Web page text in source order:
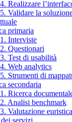
Realizzare
Validare la
primaria
Interviste
Questionari
Test di usabilità
Web analytics
Strumenti di
secondaria
Ricerca
Analisi benchmark
Valutazione euristica
servizi